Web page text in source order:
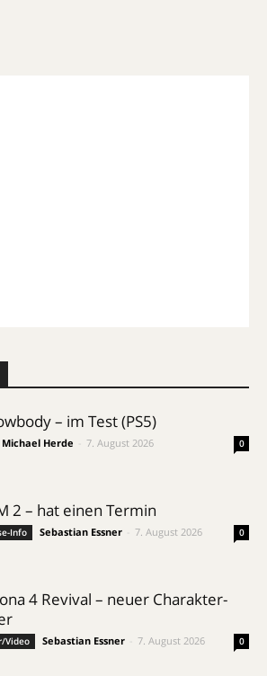
– im Test (PS5)
Michael Herde 7. August 2026 0
2 – hat einen Termin
Info Sebastian Essner 7. August 2026 0
4 Revival – neuer Charakter-
Video Sebastian Essner 7. August 2026 0